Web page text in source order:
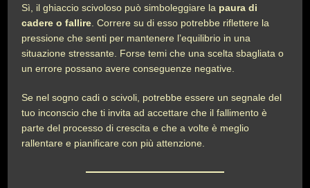
Sì, il ghiaccio scivoloso può simboleggiare la paura di
cadere o fallire . Correre su di esso potrebbe riflettere la
pressione che senti per mantenere l’equilibrio in una
situazione stressante. Forse temi che una scelta sbagliata o
un errore possano avere conseguenze negative.
Se nel sogno cadi o scivoli, potrebbe essere un segnale del
tuo inconscio che ti invita ad accettare che il fallimento è
parte del processo di crescita e che a volte è meglio
rallentare e pianificare con più attenzione.